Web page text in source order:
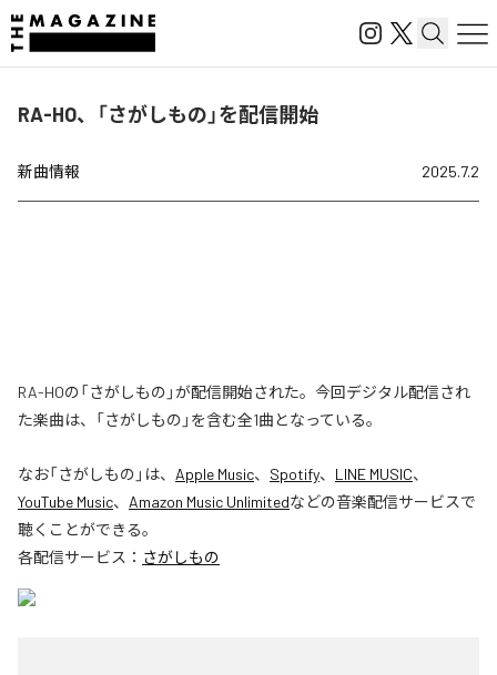
RA-HO、「さがしもの」を配信開始
新曲情報 2025.7.2
RA-HOの「さがしもの」が配信開始された。今回デジタル配信され
た楽曲は、「さがしもの」を含む全1曲となっている。
なお「さがしもの 」は、 Apple Music、 Spotify、 LINE MUSIC、
YouTube Music、 Amazon Music Unlimitedなどの音楽配信サービスで
聴くことができる。
各配信サービス： さがしもの